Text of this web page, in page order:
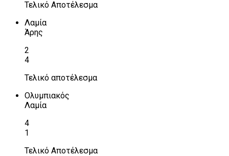
Τελικό Αποτέλεσμα
Λαμία
Άρης
2
4
Τελικό αποτέλεσμα
Ολυμπιακός
Λαμία
4
1
Τελικό Αποτέλεσμα